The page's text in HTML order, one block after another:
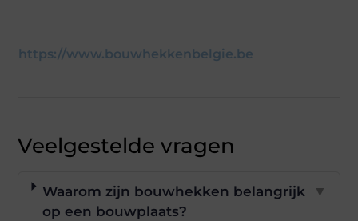
https://www.bouwhekkenbelgie.be
Veelgestelde vragen
Waarom zijn bouwhekken belangrijk
op een bouwplaats?
▼